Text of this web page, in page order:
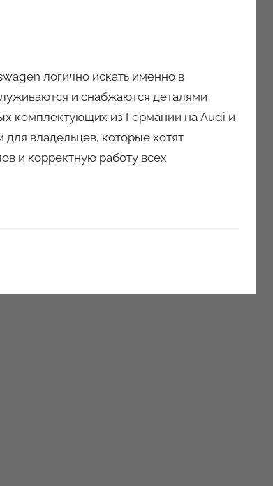
логично искать именно в
и снабжаются деталями
комплектующих из Германии на Audi и
владельцев, которые хотят
и корректную работу всех